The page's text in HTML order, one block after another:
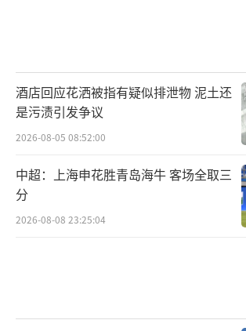
酒店回应花洒被指有疑似排泄物 泥土还
是污渍引发争议
2026-08-05 08:52:00
中超：上海申花胜青岛海牛 客场全取三
分
2026-08-08 23:25:04